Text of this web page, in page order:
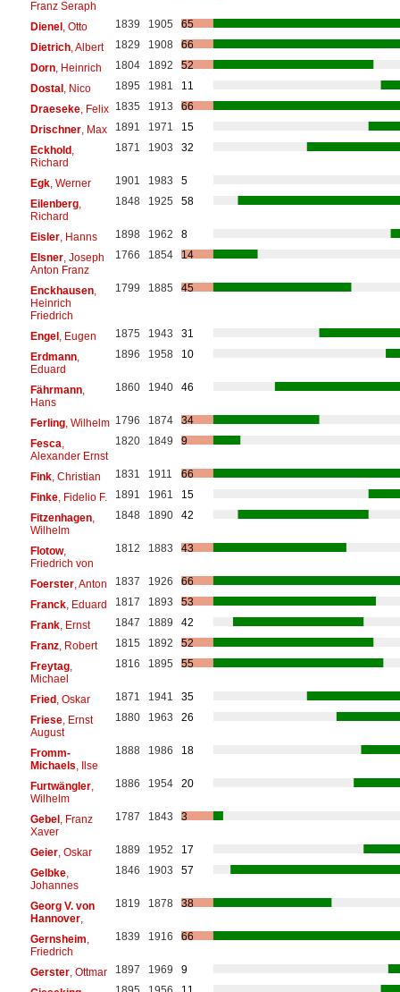
Franz Seraph
Dienel, Otto 1839 1905
65
Dietrich, Albert 1829 1908
66
Dorn, Heinrich 1804 1892
52
Dostal, Nico 1895 1981
11
Draeseke, Felix 1835 1913
66
Drischner, Max 1891 1971
15
Eckhold,
Richard
1871 1903 32
Egk, Werner 1901 1983
5
Eilenberg,
Richard
1848 1925 58
Eisler, Hanns 1898 1962
8
Elsner, Joseph
Anton Franz
1766 1854 14
Enckhausen,
Heinrich
Friedrich
1799 1885 45
Engel, Eugen 1875 1943
31
Erdmann,
Eduard
1896 1958 10
Fährmann,
Hans
1860 1940 46
Ferling, Wilhelm 1796 1874
34
Fesca
Alexander Ernst
1820 1849 9
Fink, Christian 1831 1911
66
Finke, Fidelio F. 1891 1961
15
Fitzenhagen,
Wilhelm
1848 1890 42
Flotow,
Friedrich von
1812 1883 43
Foerster, Anton 1837 1926
66
Franck, Eduard 1817 1893
53
Frank, Ernst 1847 1889
42
Franz, Robert 1815 1892
52
Freytag,
Michael
1816 1895 55
Fried, Oskar 1871 1941
35
Friese, Ernst
August
1880 1963 26
Fromm-
Michaels , Ilse
1888 1986 18
Furtwängler,
Wilhelm
1886 1954 20
Gebel, Franz
Xaver
1787 1843 3
Geier, Oskar 1889 1952
17
Gelbke,
Johannes
1846 1903 57
Georg V. von
Hannover,
1819 1878 38
Gernsheim
Friedrich
1839 1916 66
Gerster, Ottmar 1897 1969
9